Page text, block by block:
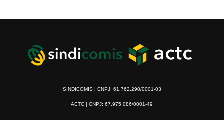
SINDICOMIS | CNPJ: 61.762.290/0001-03
ACTC | CNPJ: 67.975.086/0001-49